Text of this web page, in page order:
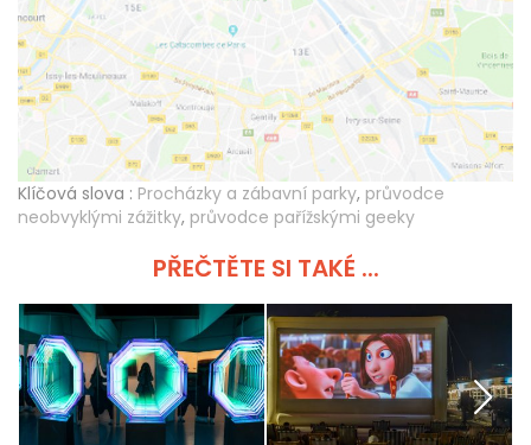
Klíčová slova : Procházky a zábavní parky, průvodce
neobvyklými zážitky, průvodce pařížskými geeky
PŘEČTĚTE SI TAKÉ ...